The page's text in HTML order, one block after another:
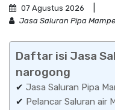
07 Agustus 2026
Jasa Saluran Pipa
Daftar isi Jasa
narogong
✔ Jasa Saluran Pipa
✔ Pelancar Saluran air